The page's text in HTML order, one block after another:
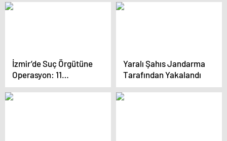
Alınamıyor
İzmir’de Suç Örgütüne
Operasyon: 11
Tutuklama
Yaralı Şahıs Jandarma
Tarafından Yakalandı